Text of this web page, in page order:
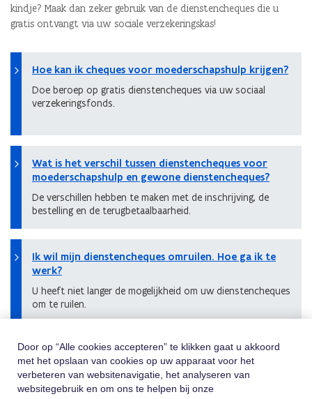
kindje? Maak dan zeker gebruik van de dienstencheques die u
gratis ontvangt via uw sociale verzekeringskas!
Hoe kan ik cheques voor moederschapshulp krijgen?
Doe beroep op gratis dienstencheques via uw sociaal
verzekeringsfonds.
Wat is het verschil tussen dienstencheques voor
moederschapshulp en gewone dienstencheques?
De verschillen hebben te maken met de inschrijving, de
bestelling en de terugbetaalbaarheid.
Ik wil mijn dienstencheques omruilen. Hoe ga ik te
werk?
U heeft niet langer de mogelijkheid om uw dienstencheques
om te ruilen.
Hulp Nodig
Door op “Alle cookies accepteren” te klikken gaat u akkoord
met het opslaan van cookies op uw apparaat voor het
verbeteren van websitenavigatie, het analyseren van
websitegebruik en om ons te helpen bij onze